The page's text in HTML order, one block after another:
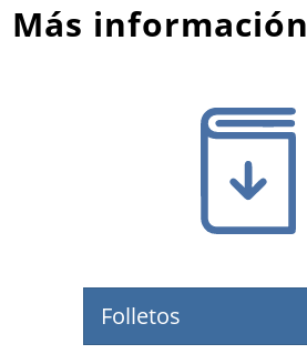
Más información
Folletos